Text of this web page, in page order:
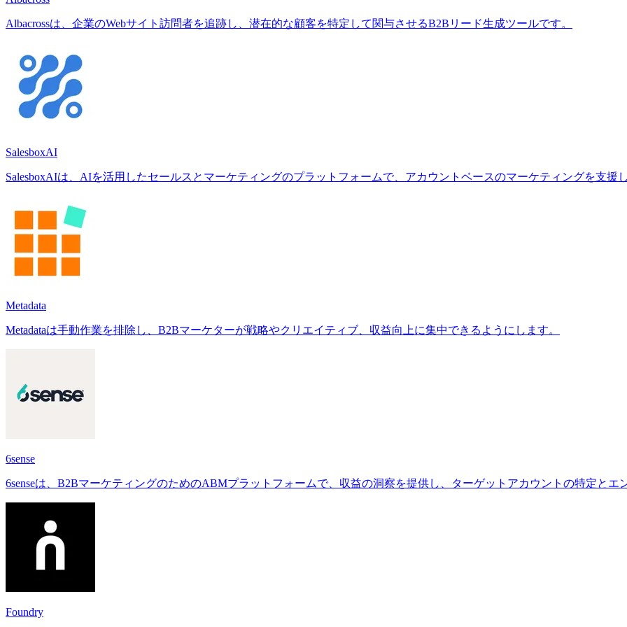
Albacrossは、企業のWebサイト訪問者を追跡し、潜在的な顧客を特定して関与させるB2Bリード生成ツールです。
SalesboxAI
SalesboxAIは、AIを活用したセールスとマーケティングのプラットフォームで、アカウントベースのマーケティングを支援
Metadata
Metadataは手動作業を排除し、B2Bマーケターが戦略やクリエイティブ、収益向上に集中できるようにします。
6sense
6senseは、B2BマーケティングのためのABMプラットフォームで、収益の洞察を提供し、ターゲットアカウントの特定とエ
Foundry